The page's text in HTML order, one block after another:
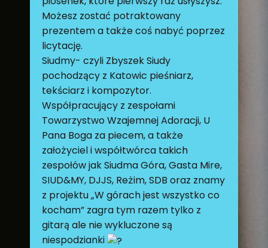
Możesz zostać potraktowany
prezentem a także coś nabyć poprzez
licytację.
Siudmy- czyli Zbyszek Siudy
pochodzący z Katowic pieśniarz,
tekściarz i kompozytor.
Współpracujący z zespołami
Towarzystwo Wzajemnej Adoracji, U
Pana Boga za piecem, a także
założyciel i współtwórca takich
zespołów jak Siudma Góra, Gasta Mire,
SIUD&MY, DJJS, Reżim, SDB oraz znamy
z projektu „W górach jest wszystko co
kocham” zagra tym razem tylko z
gitarą ale nie wykluczone są
niespodzianki